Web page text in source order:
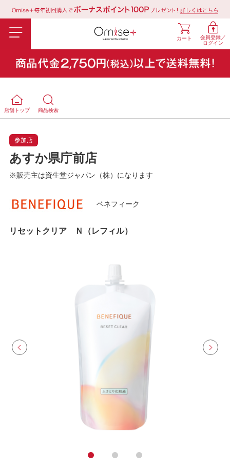
会員登録／
ログイン
カート
店舗トップ 商品検索
参加店
あすか県庁前店
※販売主は資生堂ジャパン（株）になります
ベネフィーク
リセットクリア Ｎ（レフィル）